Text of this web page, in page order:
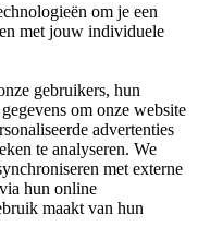
om je een
met jouw individuele
gebruikers, hun
om onze website
advertenties
te analyseren. We
met externe
hun online
maakt van hun